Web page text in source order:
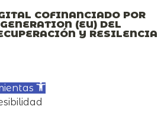
COFINANCIADO POR
(EU) DEL
Y RESILENCIA